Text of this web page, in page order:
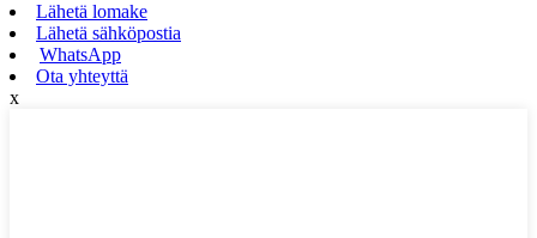
Lähetä lomake
Lähetä sähköpostia
WhatsApp
Ota yhteyttä
x